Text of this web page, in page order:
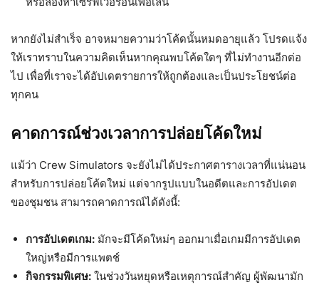
หากยังไม่สำเร็จ อาจหมายความว่าโค้ดนั้นหมดอายุแล้ว โปรดแจ้ง
ให้เราทราบในความคิดเห็นหากคุณพบโค้ดใดๆ ที่ไม่ทำงานอีกต่อ
ไป เพื่อที่เราจะได้อัปเดตรายการให้ถูกต้องและเป็นประโยชน์ต่อ
ทุกคน
คาดการณ์ช่วงเวลาการปล่อยโค้ดใหม่
แม้ว่า Crew Simulators จะยังไม่ได้ประกาศตารางเวลาที่แน่นอน
สำหรับการปล่อยโค้ดใหม่ แต่จากรูปแบบในอดีตและการอัปเดต
ของชุมชน สามารถคาดการณ์ได้ดังนี้:
การอัปเดตเกม: มักจะมีโค้ดใหม่ๆ ออกมาเมื่อเกมมีการอัปเดต
ใหญ่หรือมีการแพตช์
กิจกรรมพิเศษ: ในช่วงวันหยุดหรือเหตุการณ์สำคัญ ผู้พัฒนามัก